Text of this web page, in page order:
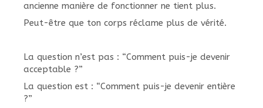
ancienne manière de fonctionner ne tient plus.
Peut-être que ton corps réclame plus de vérité.
La question n’est pas : “Comment puis-je devenir
acceptable ?”
La question est : “Comment puis-je devenir entière
?”